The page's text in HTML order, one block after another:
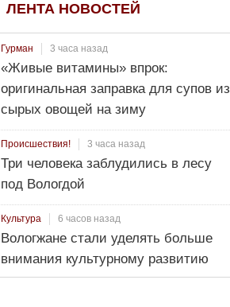
ЛЕНТА НОВОСТЕЙ
Гурман 3 часа назад
«Живые витамины» впрок:
оригинальная заправка для супов из
сырых овощей на зиму
Происшествия! 3 часа назад
Три человека заблудились в лесу
под Вологдой
Культура 6 часов назад
Вологжане стали уделять больше
внимания культурному развитию